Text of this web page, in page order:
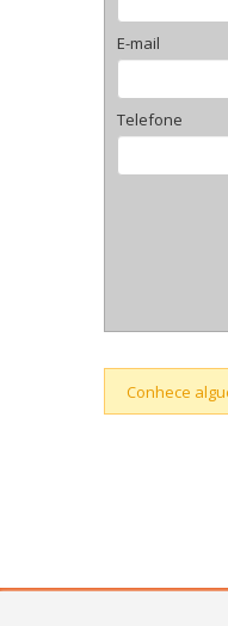
E-mail
Telefone
Conhece